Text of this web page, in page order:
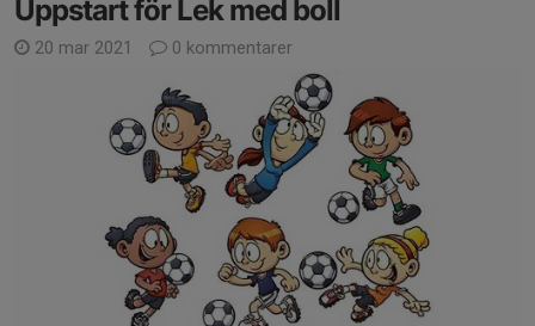
Uppstart för Lek med boll
20 mar 2021 0 kommentarer